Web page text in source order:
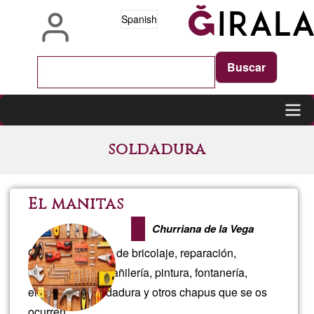
Spanish
soldadura
El manitas
Churriana de la Vega
Ofrezco servicios de bricolaje, reparación,
construcción, albañilería, pintura, fontanería,
electricidad, soldadura y otros chapus que se os